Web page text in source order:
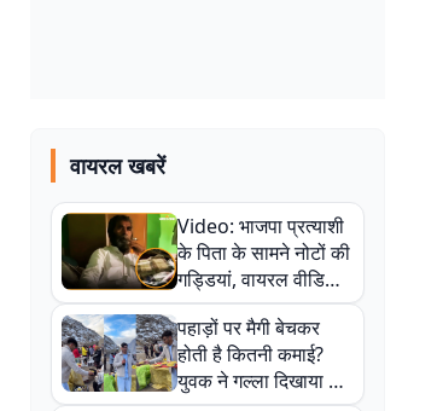
वायरल खबरें
Video: भाजपा प्रत्याशी
के पिता के सामने नोटों की
गड्डियां, वायरल वीडियो
से राजनीति में उबाल,
अजित महतो बोले- TMC
की गंदी चाल
पहाड़ों पर मैगी बेचकर
होती है कितनी कमाई?
युवक ने गल्ला दिखाया तो